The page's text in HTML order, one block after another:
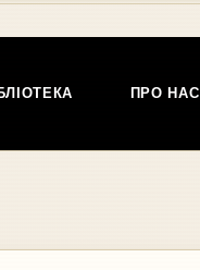
ПРО НАС